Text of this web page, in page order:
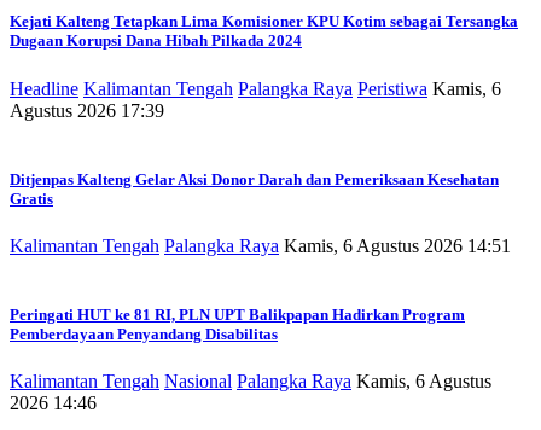
Kejati Kalteng Tetapkan Lima Komisioner KPU Kotim sebagai Tersangka
Dugaan Korupsi Dana Hibah Pilkada 2024
Headline Kalimantan Tengah Palangka Raya Peristiwa Kamis, 6
Agustus 2026 17:39
Ditjenpas Kalteng Gelar Aksi Donor Darah dan Pemeriksaan Kesehatan
Gratis
Kalimantan Tengah Palangka Raya Kamis, 6 Agustus 2026 14:51
Peringati HUT ke 81 RI, PLN UPT Balikpapan Hadirkan Program
Pemberdayaan Penyandang Disabilitas
Kalimantan Tengah Nasional Palangka Raya Kamis, 6 Agustus
2026 14:46